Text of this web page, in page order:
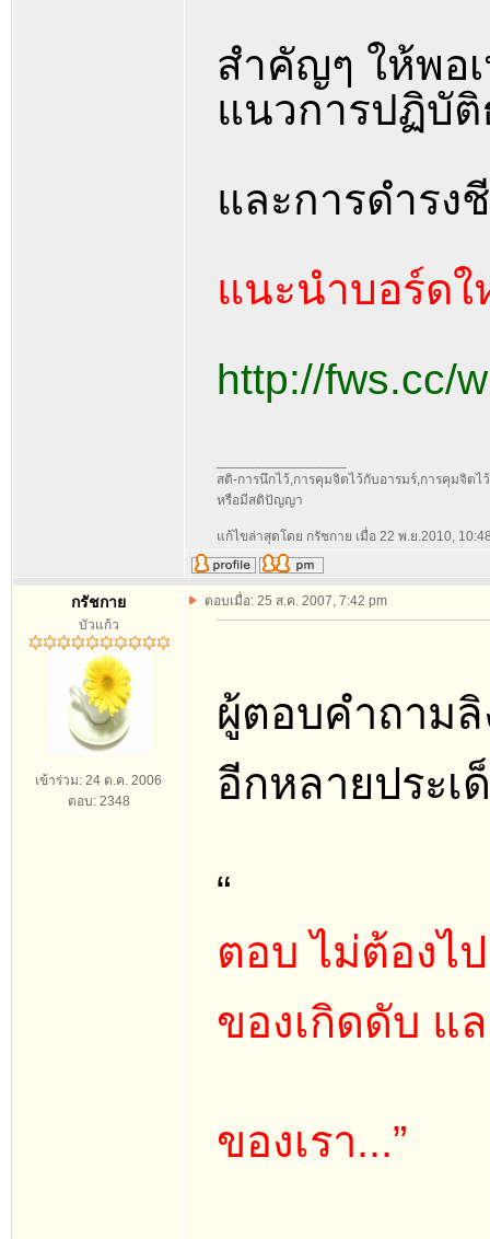
สำคัญๆ ให้พอ
แนวการปฏิบัติ
และการดำรง
แนะนำบอร์ดใ
http://fws.cc/
สติ-การนึกไว้,การคุมจิตไว้กับอารมร์,การคุมจิต
หรือมีสติปัญญา
แก้ไขล่าสุดโดย กรัชกาย เมื่อ 22 พ.ย.2010,
กรัชกาย
บัวแก้ว
เข้าร่วม: 24 ต.ค. 2006
ตอบ: 2348
ตอบเมื่อ: 25 ส.ค. 2007, 7:42 pm
ผู้ตอบคำถามลิ
อีกหลายประเ
“
ตอบ ไม่ต้องไ
ของเกิดดับ แ
ของเรา...”